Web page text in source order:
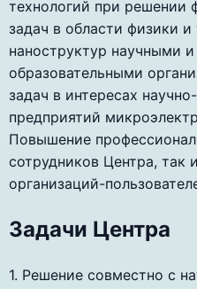
технологий при решении
задач в области физики
наноструктур научными
образовательными
задач в интересах
предприятий
Повышение
сотрудников Центра, так
организаций-
Задачи Центра
1. Решение совместно с